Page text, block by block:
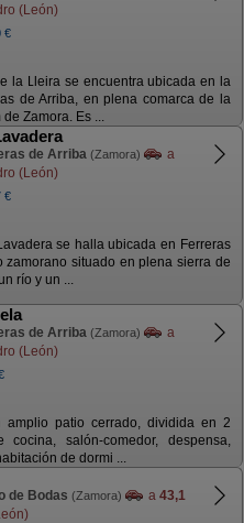
(León)
€
la Lleira se encuentra ubicada en la
de Arriba, en plena comarca de la
Zamora. Es ...
de Arriba (Zamora)
a
(León)
€
se halla ubicada en Ferreras
zamorano situado en plena sierra de
río y un ...
de Arriba (Zamora)
a
(León)
amplio patio cerrado, dividida en 2
cocina, salón-comedor, despensa,
de dormi ...
de Bodas (Zamora) a 43,1